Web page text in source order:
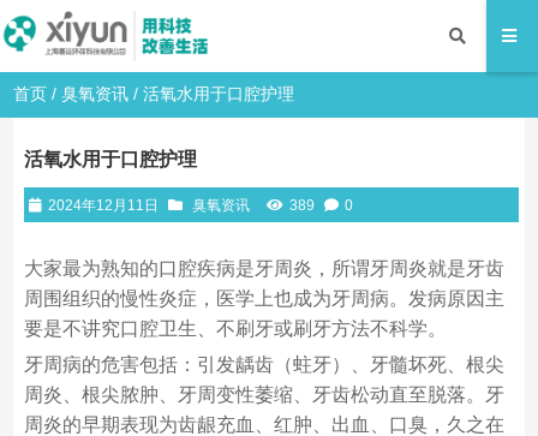
首页 /臭氧资讯 / 活氧水用于口腔护理
活氧水用于口腔护理
2024年12月11日 臭氧资讯 389 0
大家最为熟知的口腔疾病是牙周炎，所谓牙周炎就是牙齿
周围组织的慢性炎症，医学上也成为牙周病。发病原因主
要是不讲究口腔卫生、不刷牙或刷牙方法不科学。
牙周病的危害包括：引发龋齿（蛀牙）、牙髓坏死、根尖
周炎、根尖脓肿、牙周变性萎缩、牙齿松动直至脱落。牙
周炎的早期表现为齿龈充血、红肿、出血、口臭，久之在